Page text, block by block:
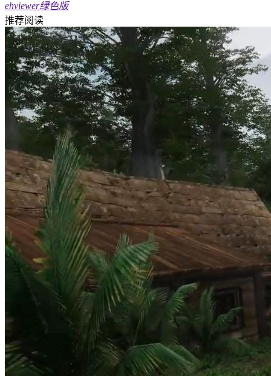
ehviewer绿色版
推荐阅读